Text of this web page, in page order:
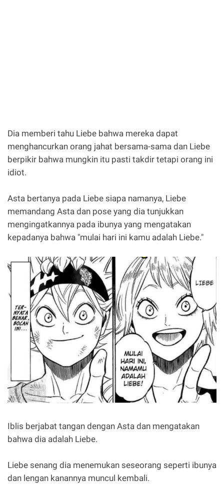
Dia memberi tahu Liebe bahwa mereka dapat
menghancurkan orang jahat bersama-sama dan Liebe
berpikir bahwa mungkin itu pasti takdir tetapi orang ini
idiot.
Asta bertanya pada Liebe siapa namanya, Liebe
memandang Asta dan pose yang dia tunjukkan
mengingatkannya pada ibunya yang mengatakan
kepadanya bahwa "mulai hari ini kamu adalah Liebe."
Iblis berjabat tangan dengan Asta dan mengatakan
bahwa dia adalah Liebe.
Liebe senang dia menemukan seseorang seperti ibunya
dan lengan kanannya muncul kembali.